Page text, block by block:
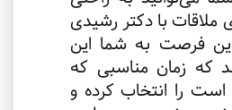
ملاقات با دکتر رشیدی
فرصت به شما این
که زمان مناسبی که
است را انتخاب کرده و